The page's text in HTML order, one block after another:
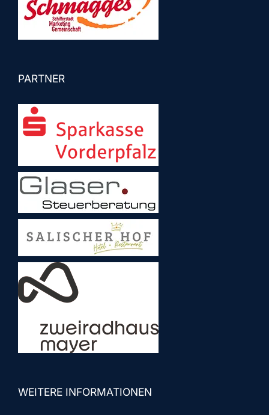
PARTNER
WEITERE INFORMATIONEN